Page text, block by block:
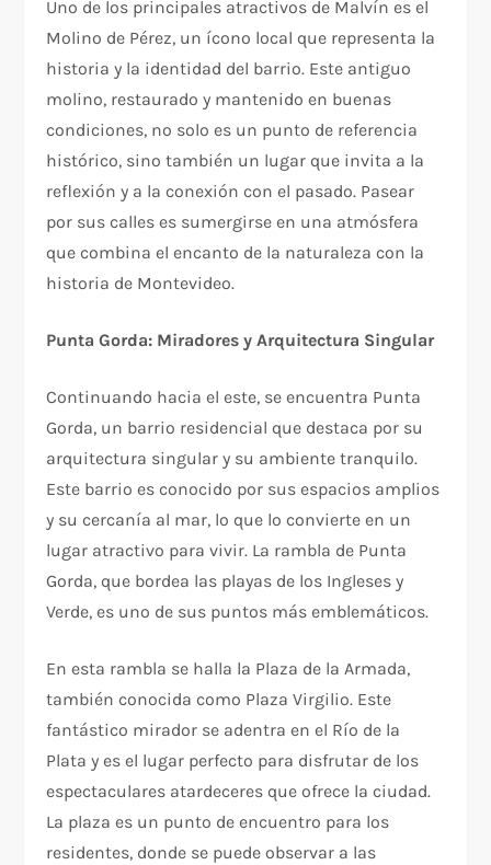
Uno de los principales atractivos de Malvín es el
Molino de Pérez, un ícono local que representa la
historia y la identidad del barrio. Este antiguo
molino, restaurado y mantenido en buenas
condiciones, no solo es un punto de referencia
histórico, sino también un lugar que invita a la
reflexión y a la conexión con el pasado. Pasear
por sus calles es sumergirse en una atmósfera
que combina el encanto de la naturaleza con la
historia de Montevideo.
Punta Gorda: Miradores y Arquitectura Singular
Continuando hacia el este, se encuentra Punta
Gorda, un barrio residencial que destaca por su
arquitectura singular y su ambiente tranquilo.
Este barrio es conocido por sus espacios amplios
y su cercanía al mar, lo que lo convierte en un
lugar atractivo para vivir. La rambla de Punta
Gorda, que bordea las playas de los Ingleses y
Verde, es uno de sus puntos más emblemáticos.
En esta rambla se halla la Plaza de la Armada,
también conocida como Plaza Virgilio. Este
fantástico mirador se adentra en el Río de la
Plata y es el lugar perfecto para disfrutar de los
espectaculares atardeceres que ofrece la ciudad.
La plaza es un punto de encuentro para los
residentes, donde se puede observar a las